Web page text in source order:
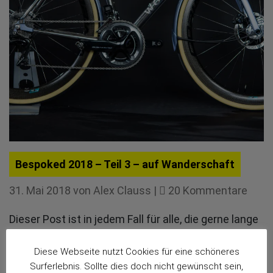
Bespoked 2018 – Teil 3 – auf Wanderschaft
31. Mai 2018 von Alex Clauss | 20 Kommentare
2018
Dieser Post ist in jedem Fall für alle, die gerne lange
sich eventuell sogar selbst versorgen.Coast
Cycles
Diese Webseite nutzt Cookies für eine schöneres
Surferlebnis. Sollte dies doch nicht gewünscht sein,